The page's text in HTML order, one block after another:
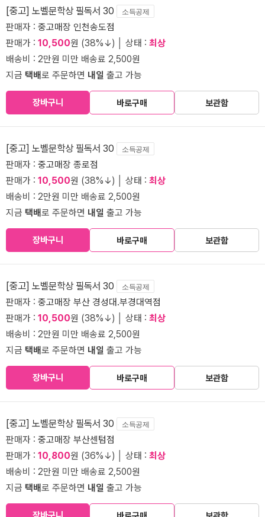
[중고] 노벨문학상 필독서 30 소득공제
판매자 : 중고매장 인천송도점
판매가 : 10,500원 (38%↓) │ 상태 : 최상
배송비 : 2만원 미만 배송료 2,500원
지금 택배로 주문하면 내일 출고 가능
장바구니 바로구매 보관함
[중고] 노벨문학상 필독서 30 소득공제
판매자 : 중고매장 종로점
판매가 : 10,500원 (38%↓) │ 상태 : 최상
배송비 : 2만원 미만 배송료 2,500원
지금 택배로 주문하면 내일 출고 가능
장바구니 바로구매 보관함
[중고] 노벨문학상 필독서 30 소득공제
판매자 : 중고매장 부산 경성대.부경대역점
판매가 : 10,500원 (38%↓) │ 상태 : 최상
배송비 : 2만원 미만 배송료 2,500원
지금 택배로 주문하면 내일 출고 가능
장바구니 바로구매 보관함
[중고] 노벨문학상 필독서 30 소득공제
판매자 : 중고매장 부산센텀점
판매가 : 10,800원 (36%↓) │ 상태 : 최상
배송비 : 2만원 미만 배송료 2,500원
지금 택배로 주문하면 내일 출고 가능